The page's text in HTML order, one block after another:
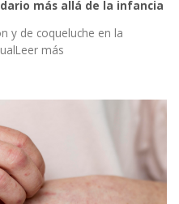
más allá de la infancia
y de coqueluche en la
más